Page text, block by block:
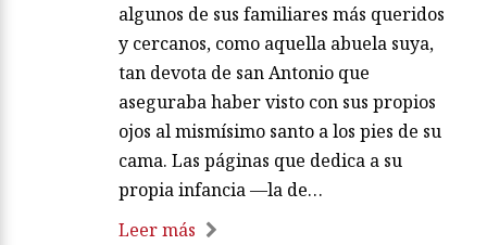
algunos de sus familiares más queridos
y cercanos, como aquella abuela suya,
tan devota de san Antonio que
aseguraba haber visto con sus propios
ojos al mismísimo santo a los pies de su
cama. Las páginas que dedica a su
propia infancia —la de…
Leer más